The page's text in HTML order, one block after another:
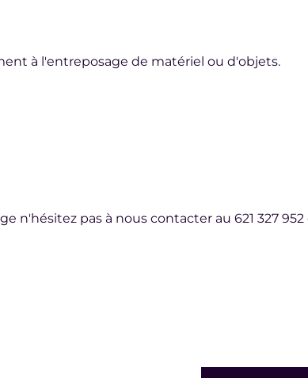
à l'entreposage de matériel ou d'objets.
n'hésitez pas à nous contacter au 621 327